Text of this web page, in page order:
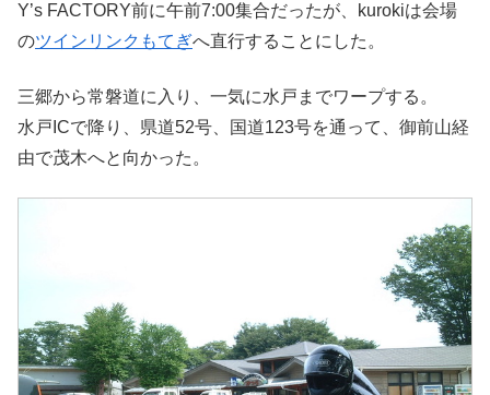
Y’s FACTORY前に午前7:00集合だったが、kurokiは会場
のツインリンクもてぎへ直行することにした。
三郷から常磐道に入り、一気に水戸までワープする。
水戸ICで降り、県道52号、国道123号を通って、御前山経
由で茂木へと向かった。